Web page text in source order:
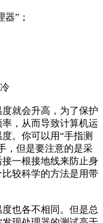
”；
就会升高，为了保护
，从而导致计算机运
。你可以用“手指测
，但是要注意的是采
一根接地线来防止身
比较科学的方法是用带
也各不相同。但是总